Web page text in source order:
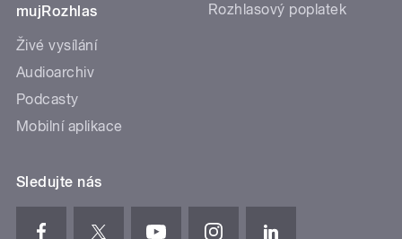
mujRozhlas
Živé vysílání
Audioarchiv
Podcasty
Mobilní aplikace
Rozhlasový poplatek
Sledujte nás